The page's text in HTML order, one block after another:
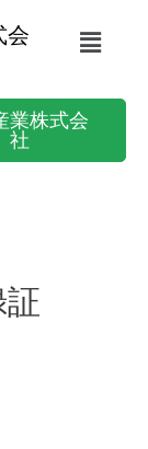
会
業株式会
社